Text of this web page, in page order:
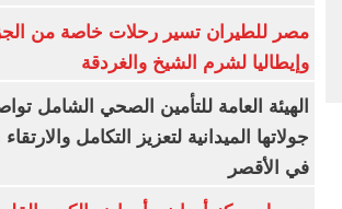
مصر للطيران تسير رحلات خاصة من
وإيطاليا لشرم الشيخ والغردقة
الهيئة العامة للتأمين الصحي الشامل
جولاتها الميدانية لتعزيز التكامل
في الأقصر